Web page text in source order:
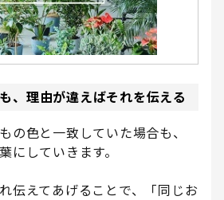
、理由が違えばそれを伝える
の色と一致していた場合も、
にしていきます。
伝えてあげることで、「同じお